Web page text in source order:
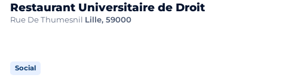
Restaurant Universitaire de Droit
Rue De Thumesnil Lille, 59000
Social